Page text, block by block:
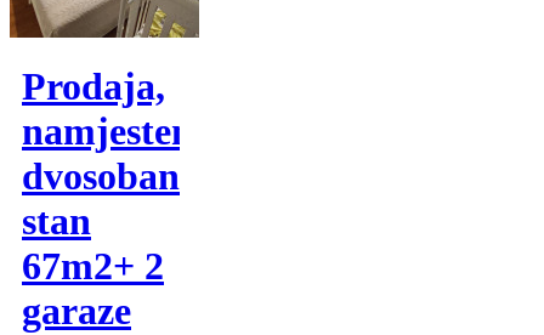
Prodaja,
namjesten
dvosoban
stan
67m2+ 2
garaze